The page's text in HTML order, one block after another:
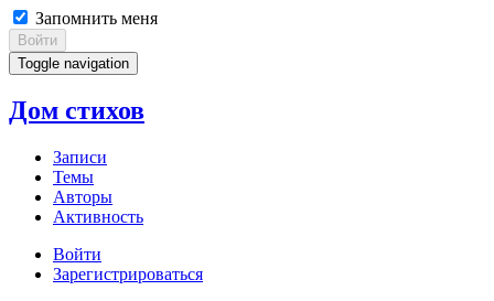
Запомнить меня
Войти
Toggle navigation
Дом стихов
Записи
Темы
Авторы
Активность
Войти
Зарегистрироваться